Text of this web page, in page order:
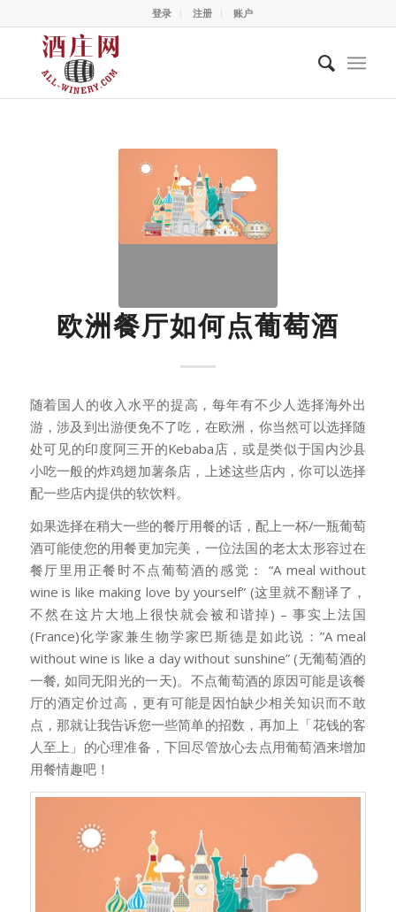
登录 注册 账户
欧洲餐厅如何点葡萄酒
随着国人的收入水平的提高，每年有不少人选择海外出
游，涉及到出游便免不了吃，在欧洲，你当然可以选择随
处可见的印度阿三开的Kebaba店，或是类似于国内沙县
小吃一般的炸鸡翅加薯条店，上述这些店内，你可以选择
配一些店内提供的软饮料。
如果选择在稍大一些的餐厅用餐的话，配上一杯/一瓶葡萄
酒可能使您的用餐更加完美，一位法国的老太太形容过在
餐厅里用正餐时不点葡萄酒的感觉： “A meal without
wine is like making love by yourself” (这里就不翻译了，
不然在这片大地上很快就会被和谐掉) – 事实上法国
(France)化学家兼生物学家巴斯德是如此说：”A meal
without wine is like a day without sunshine” (无葡萄酒的
一餐, 如同无阳光的一天)。不点葡萄酒的原因可能是该餐
厅的酒定价过高，更有可能是因怕缺少相关知识而不敢
点，那就让我告诉您一些简单的招数，再加上「花钱的客
人至上」的心理准备，下回尽管放心去点用葡萄酒来增加
用餐情趣吧！